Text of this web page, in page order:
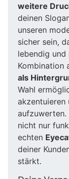
weitere
deinen
unseren
sicher sein,
lebendig und
Kombination
als
Wahl
akzentuieren
nicht nur
echten
deiner
stärkt.